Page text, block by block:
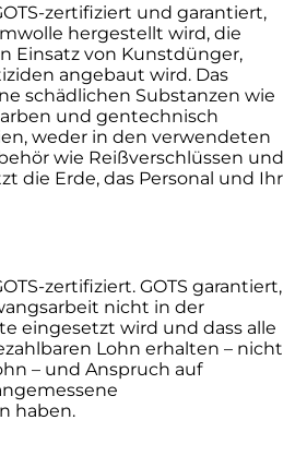
zertifiziert und garantiert,
hergestellt wird, die
Einsatz von Kunstdünger,
angebaut wird. Das
schädlichen Substanzen wie
und gentechnisch
weder in den verwendeten
wie Reißverschlüssen und
die Erde, das Personal und Ihr
zertifiziert. GOTS garantiert,
nicht in der
eingesetzt wird und dass alle
Lohn erhalten – nicht
– und Anspruch auf
haben.